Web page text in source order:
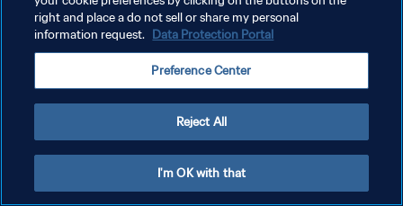
TÉRMINOS DE SERVICIO
AJUSTAR LA CONFIGURACIÓN DE LAS COOKIES
right and place a do not sell or share my personal
information request. Data Protection Portal
Preference Center
Reject All
I'm OK with that